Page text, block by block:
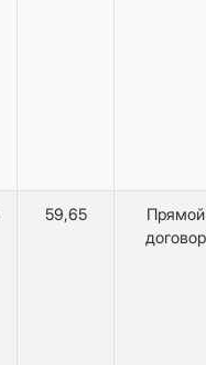
59,65
Прямой
договор